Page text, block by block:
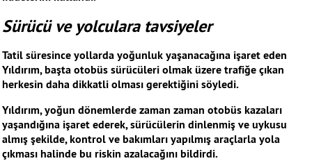
Sürücü ve yolculara tavsiyeler
Tatil süresince yollarda yoğunluk yaşanacağına işaret eden
Yıldırım, başta otobüs sürücüleri olmak üzere trafiğe çıkan
herkesin daha dikkatli olması gerektiğini söyledi.
Yıldırım, yoğun dönemlerde zaman zaman otobüs kazaları
yaşandığına işaret ederek, sürücülerin dinlenmiş ve uykusu
almış şekilde, kontrol ve bakımları yapılmış araçlarla yola
çıkması halinde bu riskin azalacağını bildirdi.